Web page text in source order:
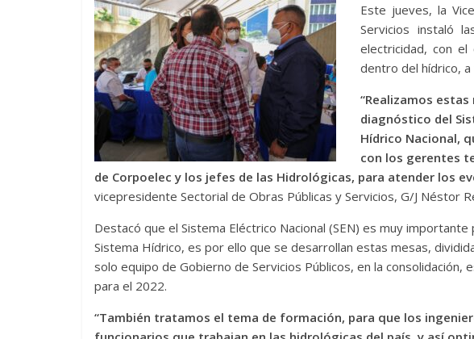
Este jueves, la
Servicios instaló
electricidad, con
dentro del hídrico,
“Realizamos
diagnóstico del
Hídrico Nacional,
con los gerentes
de Corpoelec y los jefes de las Hidrológicas, para atender los
vicepresidente Sectorial de Obras Públicas y Servicios, G/J Néstor
Destacó que el Sistema Eléctrico Nacional (SEN) es muy
Sistema Hídrico, es por ello que se desarrollan estas mesas,
solo equipo de Gobierno de Servicios Públicos, en la consolidación,
para el 2022.
“También tratamos el tema de formación, para que los